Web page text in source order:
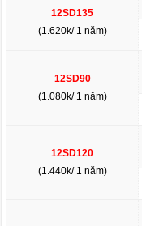
12SD135
(1.620k/ 1 năm)
12SD90
(1.080k/ 1 năm)
12SD120
(1.440k/ 1 năm)